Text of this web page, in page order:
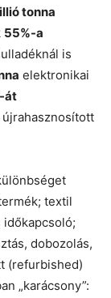
tonna
55%-a
is
elektronikai
át
textil
időkapcsoló;
dobozolás,
(refurbished)
„karácsony”: